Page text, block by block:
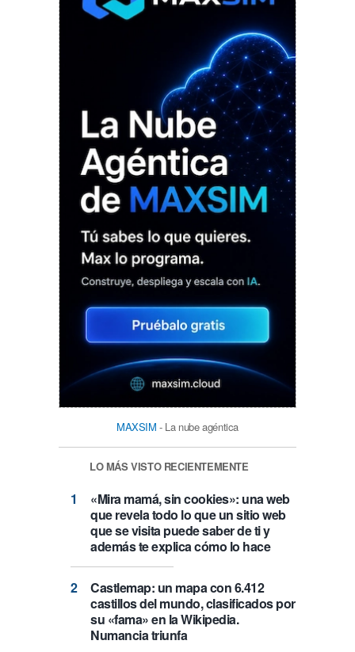
MAXSIM - La nube agéntica
LO MÁS VISTO RECIENTEMENTE
«Mira mamá, sin cookies»: una web
que revela todo lo que un sitio web
que se visita puede saber de ti y
además te explica cómo lo hace
Castlemap: un mapa con 6.412
castillos del mundo, clasificados por
su «fama» en la Wikipedia.
Numancia triunfa